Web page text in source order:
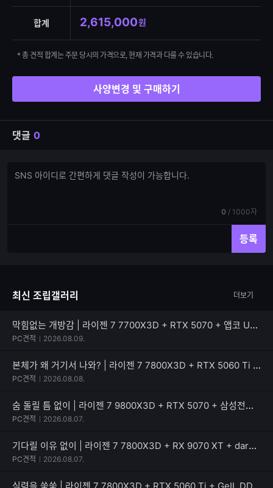
합계 2,615,000원
* 총 견적 합계는 주문 당시의 가격으로, 현재 가격과 다를 수 있습니다.
사양변경 및 구매하기
댓글 0
글댓
현
0 / 전
체
글
수
1000자
등록
최신 조립갤러리 더보기
막힘없는 개방감 | 라이젠 7 7700X3D + RTX 5070 + 앱코 UD51 엑시드 ARGB BTF
PC견적 2026.08.09.
본체가 왜 거기서 나와? | 라이젠 7 7800X3D + RTX 5060 Ti + PATRIOT SIGNATURE PREMIUM EVO
PC견적 2026.08.08.
숨 돌릴 틈 없이 | 라이젠 7 9800X3D + RTX 5070 + 삼성전자 990 PRO
PC견적 2026.08.07.
기다릴 이유 없이 | 라이젠 7 7800X3D + RX 9070 XT + darkFlash 퍼펙트모스트 850W 80PLUS골드
PC견적 2026.08.07.